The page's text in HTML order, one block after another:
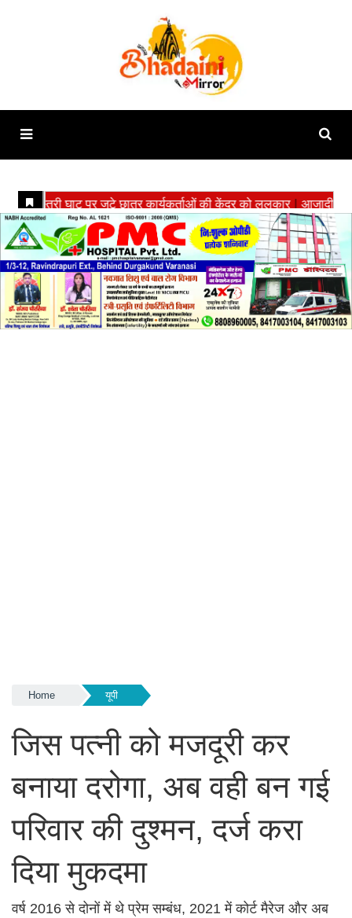
Home यूपी
जिस पत्नी को मजदूरी कर
बनाया दरोगा, अब वही बन गई
परिवार की दुश्मन, दर्ज करा
दिया मुकदमा
वर्ष 2016 से दोनों में थे प्रेम सम्बंध, 2021 में कोर्ट मैरेज और अब